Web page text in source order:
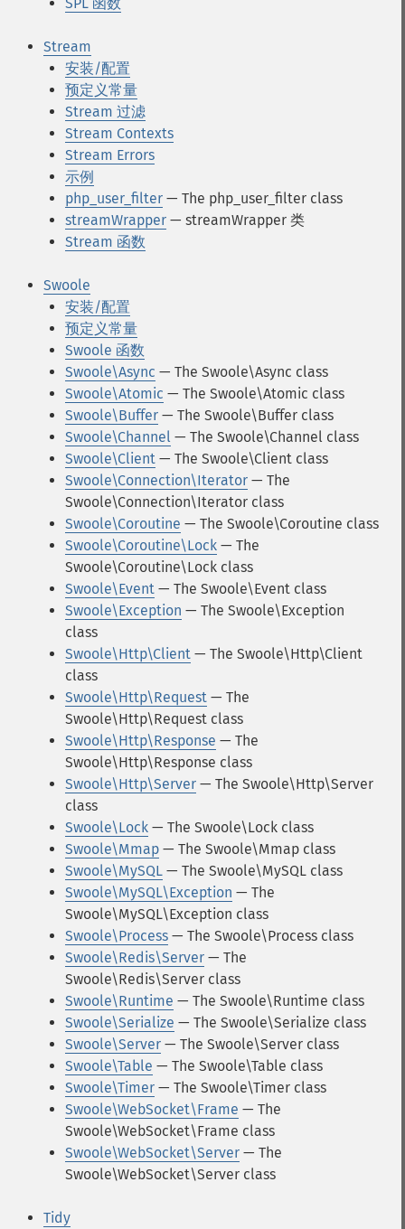
Stream
安装/配置
预定义常量
Stream 过滤
Stream Contexts
Stream Errors
示例
php_user_filter — The php_user_filter class
streamWrapper — streamWrapper 类
Stream 函数
Swoole
安装/配置
预定义常量
Swoole 函数
Swoole\Async — The Swoole\Async class
Swoole\Atomic — The Swoole\Atomic class
Swoole\Buffer — The Swoole\Buffer class
Swoole\Channel — The Swoole\Channel class
Swoole\Client — The Swoole\Client class
Swoole\Connection\Iterator — The
Swoole\Connection\Iterator class
Swoole\Coroutine — The Swoole\Coroutine class
Swoole\Coroutine\Lock — The
Swoole\Coroutine\Lock class
Swoole\Event — The Swoole\Event class
Swoole\Exception — The Swoole\Exception
class
Swoole\Http\Client — The Swoole\Http\Client
class
Swoole\Http\Request — The
Swoole\Http\Request class
Swoole\Http\Response — The
Swoole\Http\Response class
Swoole\Http\Server — The Swoole\Http\Server
class
Swoole\Lock — The Swoole\Lock class
Swoole\Mmap — The Swoole\Mmap class
Swoole\MySQL — The Swoole\MySQL class
Swoole\MySQL\Exception — The
Swoole\MySQL\Exception class
Swoole\Process — The Swoole\Process class
Swoole\Redis\Server — The
Swoole\Redis\Server class
Swoole\Runtime — The Swoole\Runtime class
Swoole\Serialize — The Swoole\Serialize class
Swoole\Server — The Swoole\Server class
Swoole\Table — The Swoole\Table class
Swoole\Timer — The Swoole\Timer class
Swoole\WebSocket\Frame — The
Swoole\WebSocket\Frame class
Swoole\WebSocket\Server — The
Swoole\WebSocket\Server class
Tidy